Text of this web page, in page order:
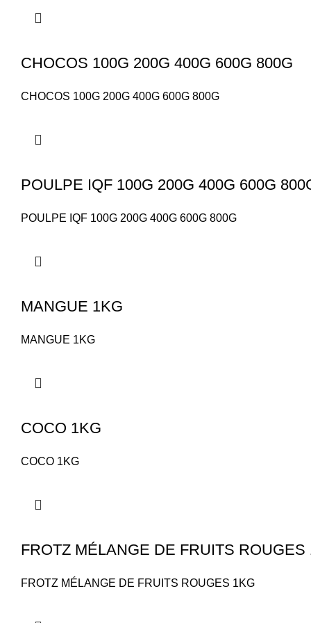
CHOCOS 100G 200G 400G 600G 800G
CHOCOS 100G 200G 400G 600G 800G
POULPE IQF 100G 200G 400G 600G
POULPE IQF 100G 200G 400G 600G 800G
MANGUE 1KG
MANGUE 1KG
COCO 1KG
COCO 1KG
FROTZ MÉLANGE DE FRUITS ROUGES
FROTZ MÉLANGE DE FRUITS ROUGES 1KG